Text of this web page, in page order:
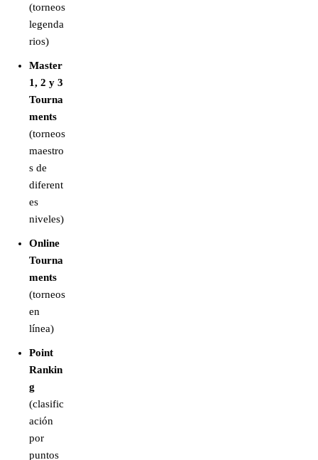
(torneos
legenda
rios)
Master
1, 2 y 3
Tourna
ments
(torneos
maestro
s de
diferent
es
niveles)
Online
Tourna
ments
(torneos
en
línea)
Point
Rankin
g
(clasific
ación
por
puntos